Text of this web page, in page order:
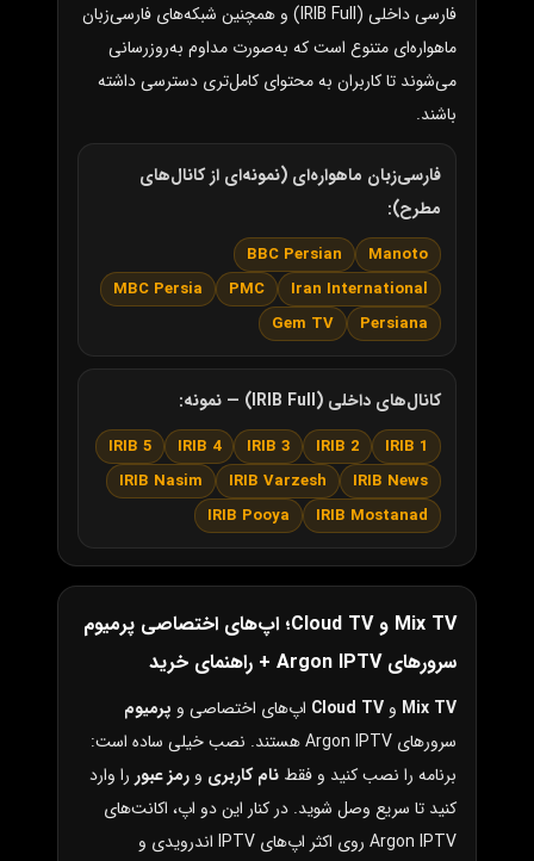
فارسی داخلی (IRIB Full) و همچنین شبکه‌های فارسی‌زبان
ماهواره‌ای متنوع است که به‌صورت مداوم به‌روزرسانی
می‌شوند تا کاربران به محتوای کامل‌تری دسترسی داشته
باشند.
فارسی‌زبان ماهواره‌ای (نمونه‌ای از کانال‌های
مطرح):
Manoto
BBC Persian
Iran International
PMC
MBC Persia
Persiana
Gem TV
کانال‌های داخلی (IRIB Full) — نمونه:
IRIB 1
IRIB 2
IRIB 3
IRIB 4
IRIB 5
IRIB News
IRIB Varzesh
IRIB Nasim
IRIB Mostanad
IRIB Pooya
Mix TV و Cloud TV؛ اپ‌های اختصاصی پرمیوم
سرورهای Argon IPTV + راهنمای خرید
Mix TV و Cloud TV اپ‌های اختصاصی و پرمیوم
سرورهای Argon IPTV هستند. نصب خیلی ساده است:
برنامه را نصب کنید و فقط نام کاربری و رمز عبور را وارد
کنید تا سریع وصل شوید. در کنار این دو اپ، اکانت‌های
Argon IPTV روی اکثر اپ‌های IPTV اندرویدی و